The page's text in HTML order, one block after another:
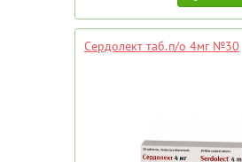
Сердолект таб.п/о 4мг №30